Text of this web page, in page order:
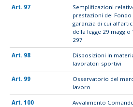
97
Semplificazioni
prestazioni del Fondo
garanzia di cui
della legge 29 maggio
297
98
Disposizioni in
lavoratori sportivi
99
Osservatorio del
lavoro
100
Avvalimento